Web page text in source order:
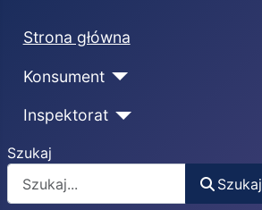
Strona główna
Konsument
Inspektorat
Szukaj
Szukaj